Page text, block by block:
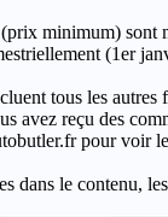
minimum) sont
(1er
tous les
avez reçu des
pour voir
dans le contenu,